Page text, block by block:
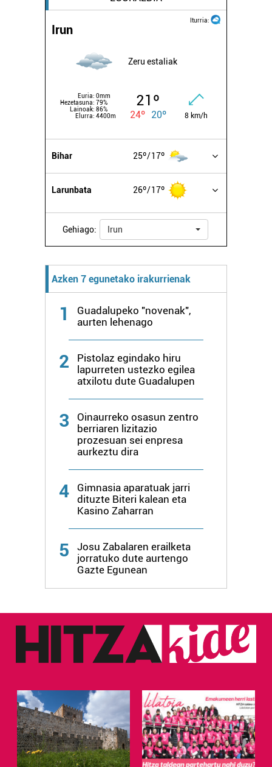
Iturria:
Irun
Zeru estaliak
Euria: 0mm
Hezetasuna: 79%
Lainoak: 86%
Elurra: 4400m
21º
24º 20º 8 km/h
Bihar 25º 17º
Larunbata 26º 17º
Gehiago: Irun
Azken 7 egunetako irakurrienak
1
Guadalupeko "novenak",
aurten lehenago
2
Pistolaz egindako hiru
lapurreten ustezko egilea
atxilotu dute Guadalupen
3
Oinaurreko osasun zentro
berriaren lizitazio
prozesuan sei enpresa
aurkeztu dira
4
Gimnasia aparatuak jarri
dituzte Biteri kalean eta
Kasino Zaharran
5
Josu Zabalaren erailketa
jorratuko dute aurtengo
Gazte Egunean